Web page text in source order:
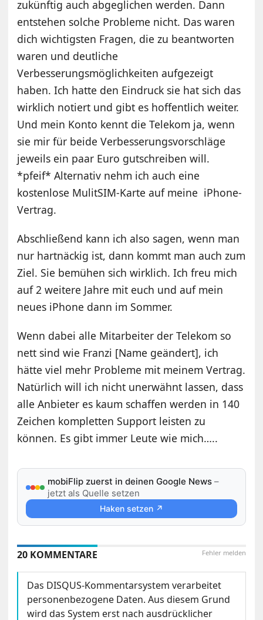
zukünftig auch abgeglichen werden. Dann
entstehen solche Probleme nicht. Das waren
dich wichtigsten Fragen, die zu beantworten
waren und deutliche
Verbesserungsmöglichkeiten aufgezeigt
haben. Ich hatte den Eindruck sie hat sich das
wirklich notiert und gibt es hoffentlich weiter.
Und mein Konto kennt die Telekom ja, wenn
sie mir für beide Verbesserungsvorschläge
jeweils ein paar Euro gutschreiben will.
*pfeif* Alternativ nehm ich auch eine
kostenlose MulitSIM-Karte auf meine iPhone-
Vertrag.
Abschließend kann ich also sagen, wenn man
nur hartnäckig ist, dann kommt man auch zum
Ziel. Sie bemühen sich wirklich. Ich freu mich
auf 2 weitere Jahre mit euch und auf mein
neues iPhone dann im Sommer.
Wenn dabei alle Mitarbeiter der Telekom so
nett sind wie Franzi [Name geändert], ich
hätte viel mehr Probleme mit meinem Vertrag.
Natürlich will ich nicht unerwähnt lassen, dass
alle Anbieter es kaum schaffen werden in 140
Zeichen kompletten Support leisten zu
können. Es gibt immer Leute wie mich…..
mobiFlip zuerst in deinen Google News –
jetzt als Quelle setzen
Haken setzen ↗
Fehler melden
20 KOMMENTARE
Das DISQUS-Kommentarsystem verarbeitet
personenbezogene Daten. Aus diesem Grund
wird das System erst nach ausdrücklicher